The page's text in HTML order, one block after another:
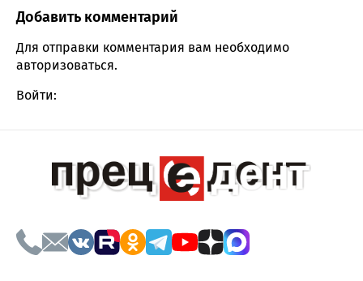
Comment section
Добавить комментарий
Для отправки комментария вам необходимо
авторизоваться.
Войти: